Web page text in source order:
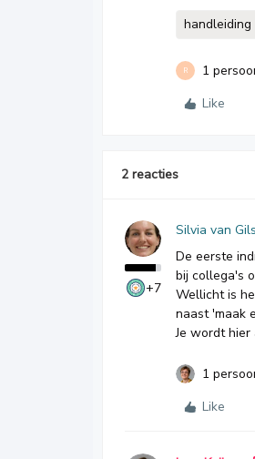
handleiding
R
1
Like
2 reacties
+7
Silvia van Gils
De eerste
bij collega's
Wellicht is
naast 'maak
Je wordt
1
Like